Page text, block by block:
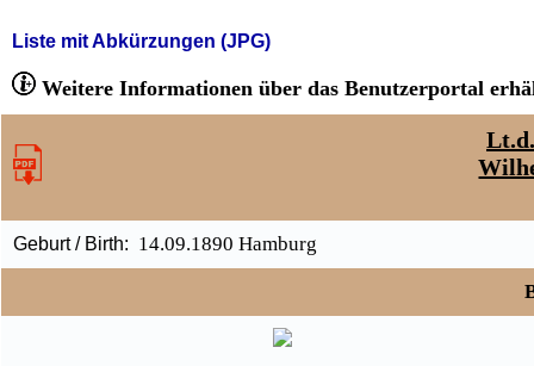
Liste mit Abkürzungen (JPG)
Weitere Informationen über das Benutzerportal
Geburt / Birth: 14.09.1890 Hamburg